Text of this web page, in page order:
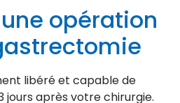
opération
libéré et capable de
jours après votre chirurgie.